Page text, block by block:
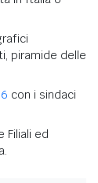
piramide delle
con i sindaci
Filiali ed